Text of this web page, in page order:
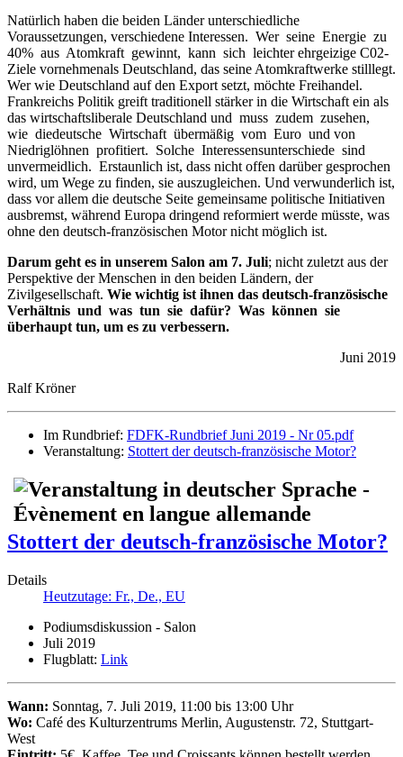
Natürlich haben die beiden Länder unterschiedliche
Voraussetzungen, verschiedene Interessen. Wer seine Energie zu
40% aus Atomkraft gewinnt, kann sich leichter ehrgeizige C02-
Ziele vornehmenals Deutschland, das seine Atomkraftwerke stilllegt.
Wer wie Deutschland auf den Export setzt, möchte Freihandel.
Frankreichs Politik greift traditionell stärker in die Wirtschaft ein als
das wirtschaftsliberale Deutschland und muss zudem zusehen,
wie diedeutsche Wirtschaft übermäßig vom Euro und von
Niedriglöhnen profitiert. Solche Interessensunterschiede sind
unvermeidlich. Erstaunlich ist, dass nicht offen darüber gesprochen
wird, um Wege zu finden, sie auszugleichen. Und verwunderlich ist,
dass vor allem die deutsche Seite gemeinsame politische Initiativen
ausbremst, während Europa dringend reformiert werde müsste, was
ohne den deutsch-französischen Motor nicht möglich ist.
Darum geht es in unserem Salon am 7. Juli; nicht zuletzt aus der
Perspektive der Menschen in den beiden Ländern, der
Zivilgesellschaft. Wie wichtig ist ihnen das deutsch-französische
Verhältnis und was tun sie dafür? Was können sie
überhaupt tun, um es zu verbessern.
Juni 2019
Ralf Kröner
Im Rundbrief: FDFK-Rundbrief Juni 2019 - Nr 05.pdf
Veranstaltung: Stottert der deutsch-französische Motor?
Stottert der deutsch-französische Motor?
Details
Heutzutage: Fr., De., EU
Podiumsdiskussion - Salon
Juli 2019
Flugblatt: Link
Wann: Sonntag, 7. Juli 2019, 11:00 bis 13:00 Uhr
Wo: Café des Kulturzentrums Merlin, Augustenstr. 72, Stuttgart-
West